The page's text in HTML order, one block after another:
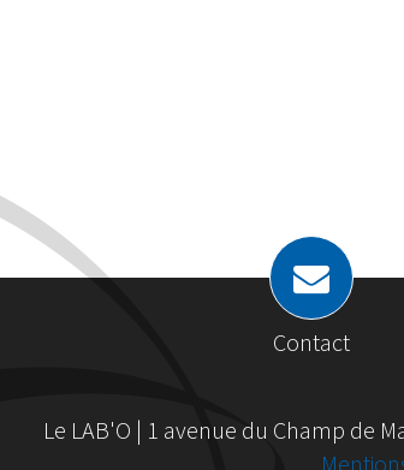
Contact
Le LAB'O | 1 avenue du Champ de